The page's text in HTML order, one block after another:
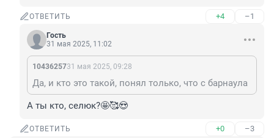
ОТВЕТИТЬ +4 –1
Гость
31 мая 2025, 11:02
1043625731 мая 2025, 09:28
Да, и кто это такой, понял только, что с барнаула
А ты кто, селюк?🤩🥰😍
ОТВЕТИТЬ +0 –3